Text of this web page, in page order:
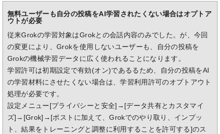
無料ユーザーも自分の投稿をAI学習されたくない場合はオプトア
ウトが必要
従来Grokの学習対象はGrokとの会話内容のみでした。が、今回
の変更により、Grokを使用しないユーザーも、自分の投稿を
Grokの機械学習データに広く使われることになります。
学習許可は初期設定で有効(オン)であるるため、自分の投稿をAI
の学習材料にさせたくない場合は、学習利用許可のオプトアウト
処理が必要です。
設定メニュー[プライバシーと安全]→[データ共有とカスタマイ
ズ]→[Grok]→[ポストに加えて、Grokでのやり取り、インプッ
ト、結果をトレーニングと調整に利用することを許可する]のス